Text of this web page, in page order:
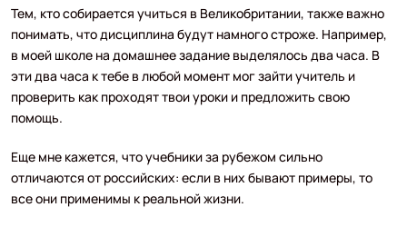
Тем, кто собирается учиться в Великобритании, также важно
понимать, что дисциплина будут намного строже. Например,
в моей школе на домашнее задание выделялось два часа. В
эти два часа к тебе в любой момент мог зайти учитель и
проверить как проходят твои уроки и предложить свою
помощь.
Еще мне кажется, что учебники за рубежом сильно
отличаются от российских: если в них бывают примеры, то
все они применимы к реальной жизни.